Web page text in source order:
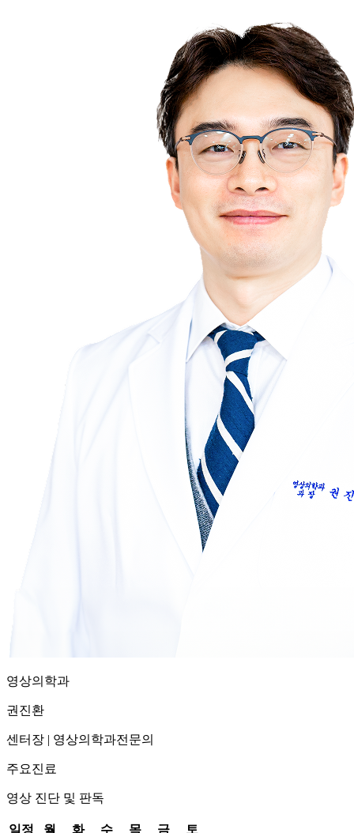
영상의학과
권진환
센터장 | 영상의학과전문의
주요진료
영상 진단 및 판독
일정 월 화 수 목 금
토